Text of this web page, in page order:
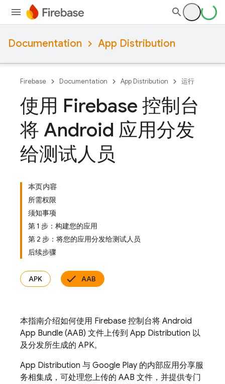
Documentation App Distribution
Firebase Documentation App Distribution 运行
使用 Firebase 控制台
将 Android 应用分发
给测试人员
本页内容
所需权限
须知事项
第 1 步：构建您的应用
第 2 步：将您的应用分发给测试人员
后续步骤
APK AAB
本指南介绍如何使用 Firebase 控制台将 Android
App Bundle (AAB) 文件上传到 App Distribution 以
及分发所生成的 APK。
App Distribution 与 Google Play 的内部应用分享服
务相集成，可处理您上传的 AAB 文件，并提供专门